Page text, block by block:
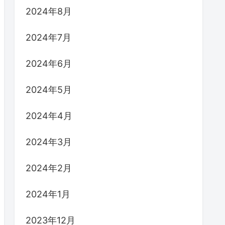
2024年8月
2024年7月
2024年6月
2024年5月
2024年4月
2024年3月
2024年2月
2024年1月
2023年12月